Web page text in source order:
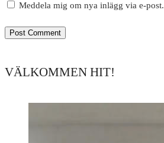
Meddela mig om nya inlägg via e-post.
VÄLKOMMEN HIT!